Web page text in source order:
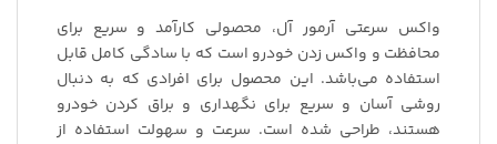
واکس سرعتی آرمور آل، محصولی کارآمد و سریع برای
محافظت و واکس زدن خودرو است که با سادگی کامل قابل
استفاده می‌باشد. این محصول برای افرادی که به دنبال
روشی آسان و سریع برای نگهداری و براق کردن خودرو
هستند، طراحی شده است. سرعت و سهولت استفاده از